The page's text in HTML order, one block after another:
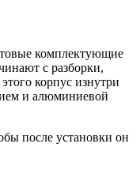
комплектующие
с разборки,
корпус изнутри
и алюминиевой
после установки он